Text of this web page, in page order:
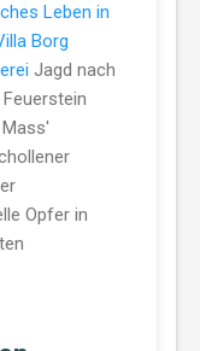
Leben in
Borg
Jagd nach
Opfer in